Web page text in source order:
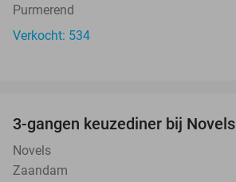
Purmerend
Verkocht: 534
3-gangen keuzediner bij Novels
Novels
Zaandam